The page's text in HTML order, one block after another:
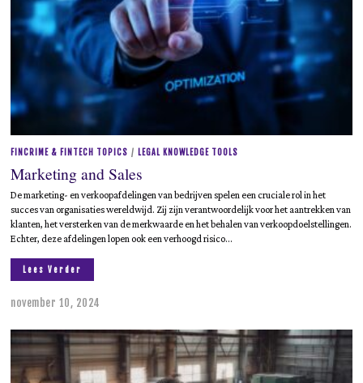
FINCRIME & FINTECH TOPICS / LEGAL KNOWLEDGE TOOLS
Marketing and Sales
De marketing- en verkoopafdelingen van bedrijven spelen een cruciale rol in het
succes van organisaties wereldwijd. Zij zijn verantwoordelijk voor het aantrekken van
klanten, het versterken van de merkwaarde en het behalen van verkoopdoelstellingen.
Echter, deze afdelingen lopen ook een verhoogd risico…
Lees Verder
november 10, 2024
i
1
9